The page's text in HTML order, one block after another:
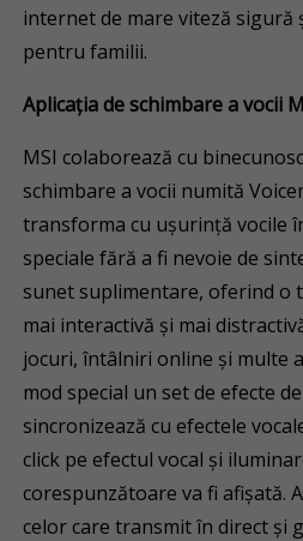
internet de mare viteză
pentru familii.
Aplicația de schimbare a vocii
MSI colaborează cu
schimbare a vocii numită
transforma cu ușurință vocile
speciale fără a fi nevoie de
sunet suplimentare, oferind o
mai interactivă și mai
jocuri, întâlniri online și multe
mod special un set de efecte
sincronizează cu efectele
click pe efectul vocal și
corespunzătoare va fi afișată.
celor care transmit în direct și